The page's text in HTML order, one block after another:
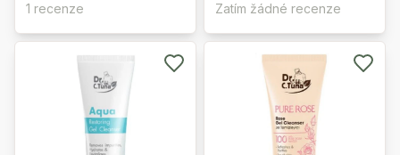
1 recenze Zatím žádné recenze